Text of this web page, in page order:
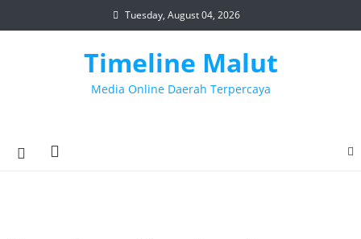
to
Tuesday, August 04, 2026
Timeline Malut
Media Online Daerah Terpercaya